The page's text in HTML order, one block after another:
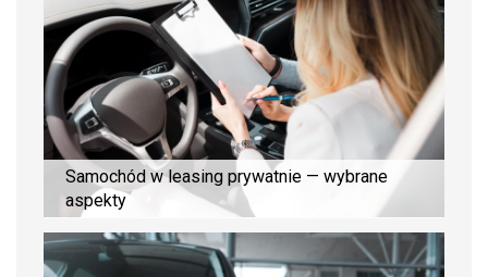
Samochód w leasing prywatnie — wybrane
aspekty